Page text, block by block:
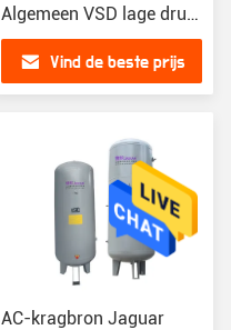
Algemeen VSD lage druk
schroef luchtcompressor
Vind de beste prijs
AC-kragbron Jaguar